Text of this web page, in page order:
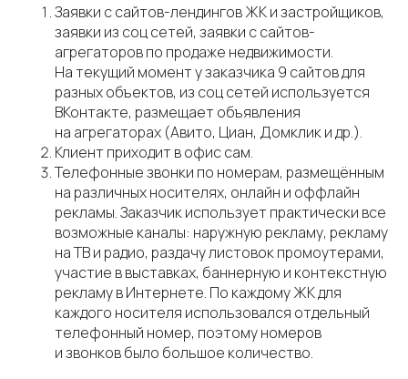
Заявки с сайтов-лендингов ЖК и застройщиков,
заявки из соц сетей, заявки с сайтов-
агрегаторов по продаже недвижимости.
На текущий момент у заказчика 9 сайтов для
разных объектов, из соц сетей используется
ВКонтакте, размещает объявления
на агрегаторах (Авито, Циан, Домклик и др.).
Клиент приходит в офис сам.
Телефонные звонки по номерам, размещённым
на различных носителях, онлайн и оффлайн
рекламы. Заказчик использует практически все
возможные каналы: наружную рекламу, рекламу
на ТВ и радио, раздачу листовок промоутерами,
участие в выставках, баннерную и контекстную
рекламу в Интернете. По каждому ЖК для
каждого носителя использовался отдельный
телефонный номер, поэтому номеров
и звонков было большое количество.